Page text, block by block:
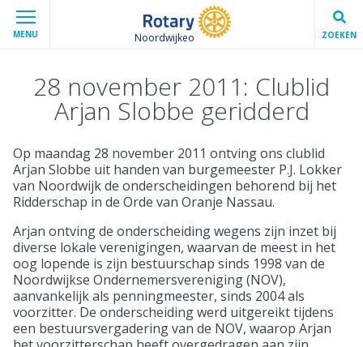
MENU Noordwijkeo ZOEKEN
28 november 2011: Clublid
Arjan Slobbe geridderd
Op maandag 28 november 2011 ontving ons clublid
Arjan Slobbe uit handen van burgemeester P.J. Lokker
van Noordwijk de onderscheidingen behorend bij het
Ridderschap in de Orde van Oranje Nassau.
Arjan ontving de onderscheiding wegens zijn inzet bij
diverse lokale verenigingen, waarvan de meest in het
oog lopende is zijn bestuurschap sinds 1998 van de
Noordwijkse Ondernemersvereniging (NOV),
aanvankelijk als penningmeester, sinds 2004 als
voorzitter. De onderscheiding werd uitgereikt tijdens
een bestuursvergadering van de NOV, waarop Arjan